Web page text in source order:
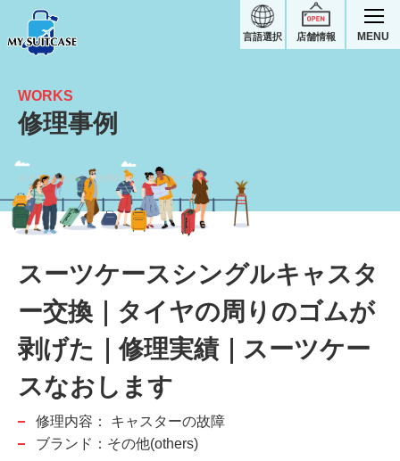
店舗情報
言語選択 MENU
タイヤの周りのゴムが剥げた｜スーツケース修理実績
WORKS
修理事例
スーツケースシングルキャスタ
ー交換｜タイヤの周りのゴムが
剥げた｜修理実績｜スーツケー
スなおします
修理内容：
キャスターの故障
ブランド：その他(others)